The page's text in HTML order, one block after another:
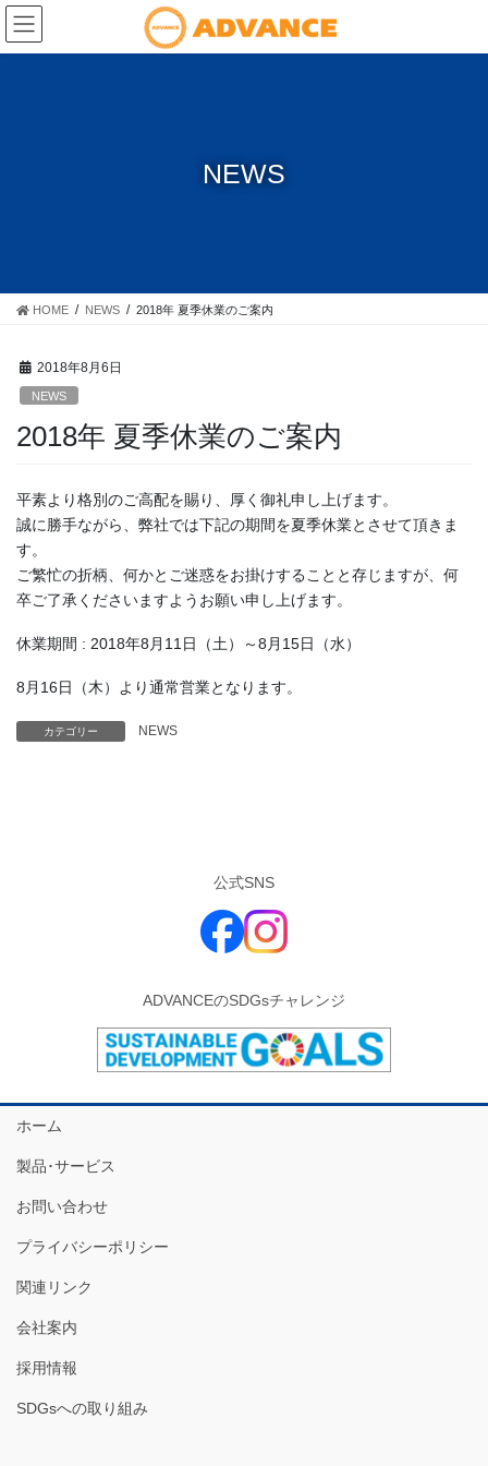
コ
ン
テ
ナ
ビ
ゲ
NEWS
HOME NEWS 2018年 夏季休業のご案内
2018年8月6日
NEWS
2018年 夏季休業のご案内
平素より格別のご高配を賜り、厚く御礼申し上げます。
誠に勝手ながら、弊社では下記の期間を夏季休業とさせて頂きま
す。
ご繁忙の折柄、何かとご迷惑をお掛けすることと存じますが、何
卒ご了承くださいますようお願い申し上げます。
休業期間 : 2018年8月11日（土）～8月15日（水）
8月16日（木）より通常営業となります。
カテゴリー NEWS
公式SNS
ADVANCEのSDGsチャレンジ
ホーム
製品･サービス
お問い合わせ
プライバシーポリシー
関連リンク
会社案内
採用情報
SDGsへの取り組み